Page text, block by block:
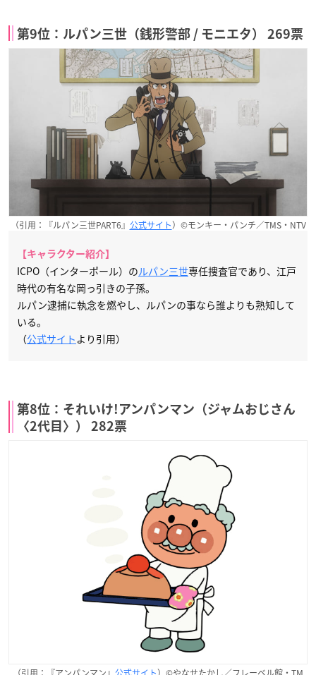
第9位：ルパン三世（銭形警部 / モニエタ） 269票
（引用：『ルパン三世PART6』 公式サイト）©モンキー・パンチ／TMS・NTV
【キャラクター紹介】
ICPO（インターポール）のルパン三世専任捜査官であり、江戸
時代の有名な岡っ引きの子孫。
ルパン逮捕に執念を燃やし、ルパンの事なら誰よりも熟知して
いる。
（公式サイト より引用）
第8位：それいけ!アンパンマン（ジャムおじさん
〈2代目〉） 282票